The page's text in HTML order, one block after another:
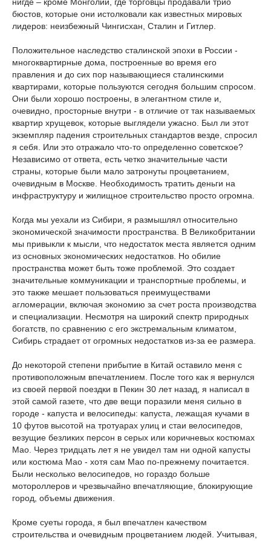
бюстов, которые они истолковали как известных мировых
лидеров: неизбежный Чингисхан, Сталин и Гитлер.
Положительное наследство сталинской эпохи в России -
многоквартирные дома, построенные во время его
правления и до сих пор называющиеся сталинскими
квартирами, которые пользуются сегодня большим спросом.
Они были хорошо построены, в элегантном стиле и,
очевидно, просторные внутри - в отличие от так называемых
квартир хрущевок, которые выглядели ужасно. Был ли этот
экземпляр падения строительных стандартов везде, спросил
я себя. Или это отражало что-то определенно советское?
Независимо от ответа, есть четко значительные части
страны, которые были мало затронуты процветанием,
очевидным в Москве. Необходимость тратить деньги на
инфраструктуру и жилищное строительство просто огромна.
Когда мы уехали из Сибири, я размышлял относительно
экономической значимости пространства. В Великобритании
мы привыкли к мысли, что недостаток места является одним
из основных экономических недостатков. Но обилие
пространства может быть тоже проблемой. Это создает
значительные коммуникации и транспортные проблемы, и
это также мешает пользоваться преимуществами
агломерации, включая экономию за счет роста производства
и специализации. Несмотря на широкий спектр природных
богатств, по сравнению с его экстремальным климатом,
Сибирь страдает от огромных недостатков из-за ее размера.
До некоторой степени прибытие в Китай оставило меня с
противоположным впечатлением. После того как я вернулся
из своей первой поездки в Пекин 30 лет назад, я написал в
этой самой газете, что две вещи поразили меня сильно в
городе - капуста и велосипеды: капуста, лежащая кучами в
10 футов высотой на тротуарах улиц и стаи велосипедов,
везущие безликих персон в серых или коричневых костюмах
Мао. Через тридцать лет я не увидел там ни одной капусты
или костюма Мао - хотя сам Мао по-прежнему почитается.
Были несколько велосипедов, но гораздо больше
мотороллеров и чрезвычайно впечатляющие, блокирующие
город, объемы движения.
Кроме суеты города, я был впечатлен качеством
строительства и очевидным процветанием людей. Учитывая,